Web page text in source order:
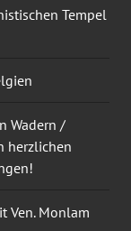
Tempel
Wadern /
herzlichen
Ven. Monlam